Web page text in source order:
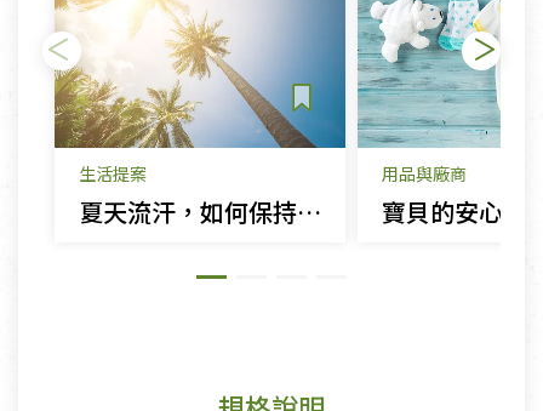
生活提案
夏天流汗，如何保持清香一整天？
用品與廠商
寶貝的安心生